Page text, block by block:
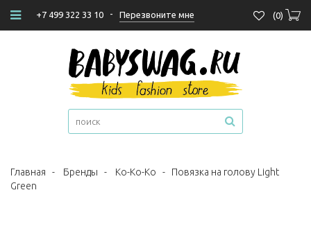
+7 499 322 33 10 - Перезвоните мне (0)
Главная - Бренды - Ko-Ko-Ko - Повязка на голову Light
Green